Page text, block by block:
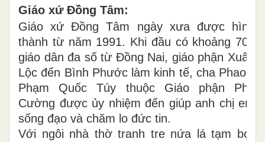
Giáo xứ Đồng Tâm:
Giáo xứ Đồng Tâm ngày xưa được hình
thành từ năm 1991. Khi đầu có khoảng 700
giáo dân đa số từ Đồng Nai, giáo phận Xuân
Lộc đến Bình Phước làm kinh tế, cha Phaolô
Phạm Quốc Túy thuộc Giáo phận Phú
Cường được ủy nhiệm đến giúp anh chị em
sống đạo và chăm lo đức tin.
Với ngôi nhà thờ tranh tre nứa lá tạm bợ,